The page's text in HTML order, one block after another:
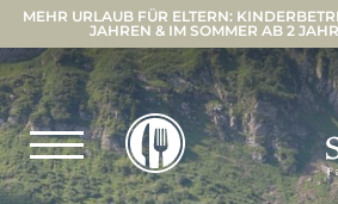
MEHR URLAUB FÜR ELTERN:
JAHREN & IM SOMMER AB 2